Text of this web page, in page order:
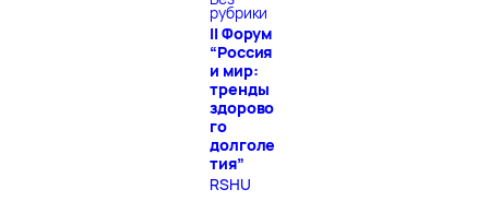
рубрики
II Форум
“Россия
и мир:
тренды
здорово
го
долголе
тия”
RSHU